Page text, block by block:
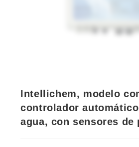
Intellichem, modelo
controlador
agua, con sensores de